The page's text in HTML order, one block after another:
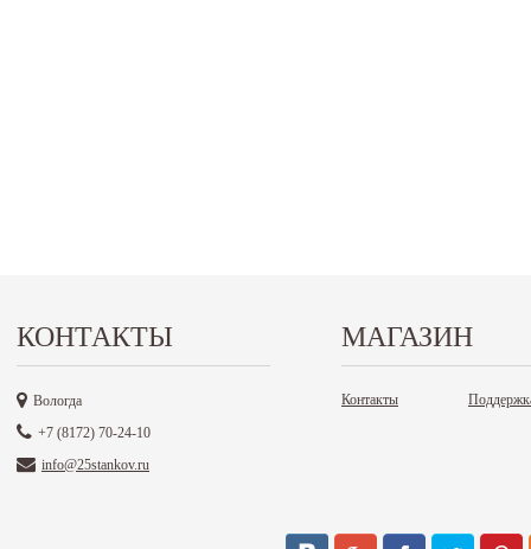
КОНТАКТЫ
Вологда
+7 (8172) 70-24-10
info@25stankov.ru
МАГАЗИН
Контакты